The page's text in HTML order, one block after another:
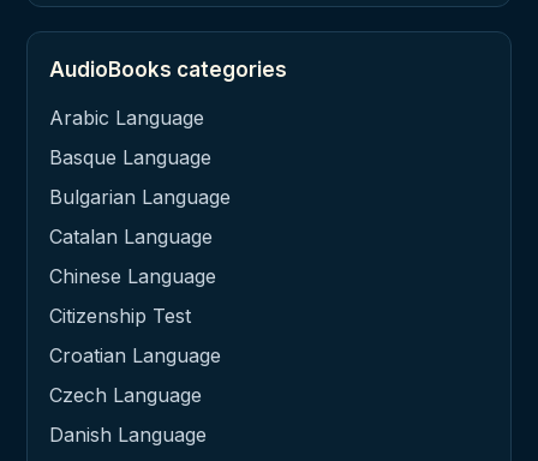
AudioBooks categories
Arabic Language
Basque Language
Bulgarian Language
Catalan Language
Chinese Language
Citizenship Test
Croatian Language
Czech Language
Danish Language